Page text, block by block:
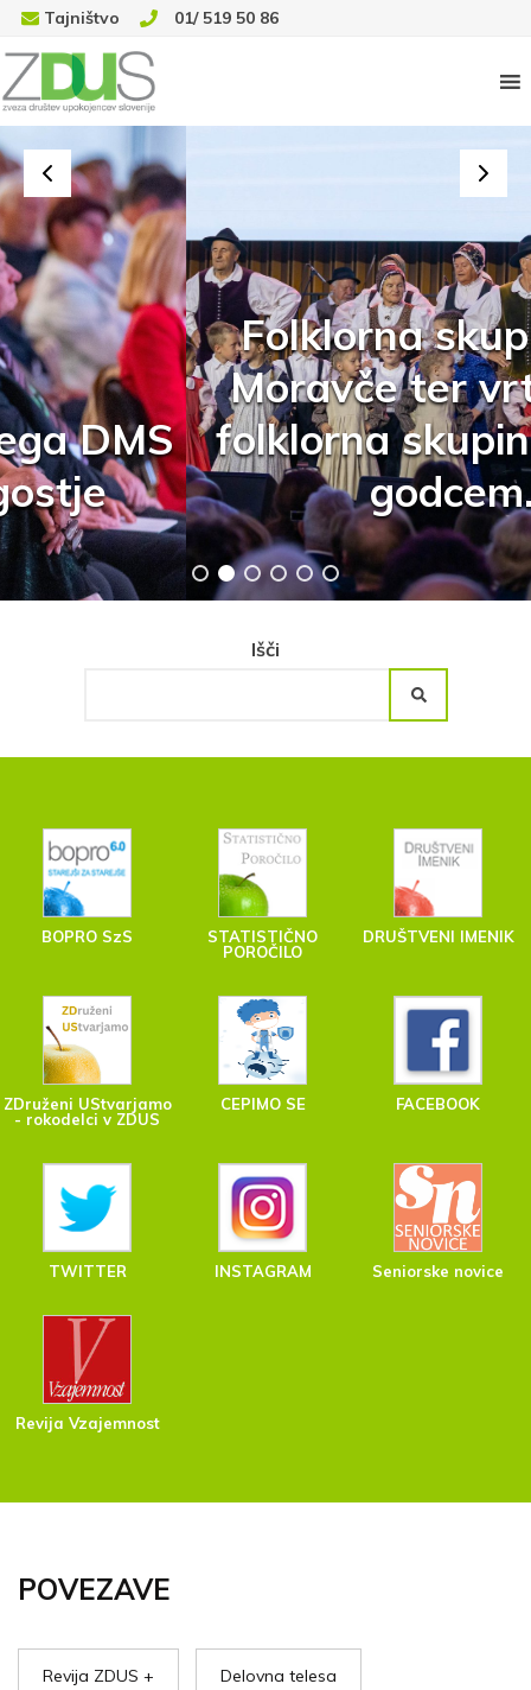
Tajništvo 01/ 519 50 86
Folklorna skupina DU
Moravče ter vrtčevska
folklorna skupina Lilije z
godcem.
Išči
BOPRO SzS
STATISTIČNO
POROČILO
DRUŠTVENI IMENIK
ZDruženi UStvarjamo
- rokodelci v ZDUS
CEPIMO SE FACEBOOK
TWITTER INSTAGRAM Seniorske novice
Revija Vzajemnost
POVEZAVE
Revija ZDUS + Delovna telesa